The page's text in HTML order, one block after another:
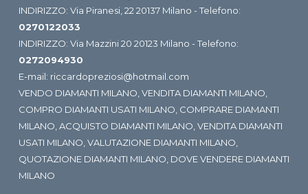
INDIRIZZO: Via Piranesi, 22 20137 Milano - Telefono:
0270122033
INDIRIZZO: Via Mazzini 20 20123 Milano - Telefono:
0272094930
E-mail: riccardopreziosi@hotmail.com
VENDO DIAMANTI MILANO VENDITA DIAMANTI MILANO
COMPRO DIAMANTI USATI MILANO COMPRARE DIAMANTI
MILANO ACQUISTO DIAMANTI MILANO VENDITA DIAMANTI
USATI MILANO VALUTAZIONE DIAMANTI MILANO
QUOTAZIONE DIAMANTI MILANO DOVE VENDERE DIAMANTI
MILANO